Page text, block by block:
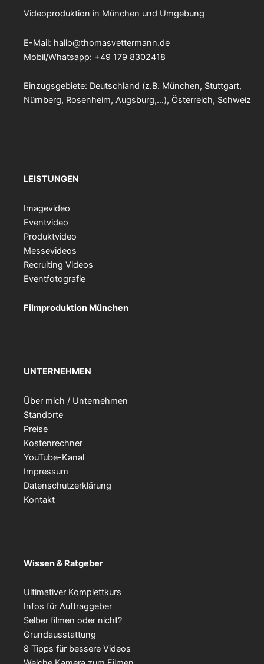
Videoproduktion in München und Umgebung
E-Mail: hallo@thomasvettermann.de
Mobil/Whatsapp: +49 179 8302418
Einzugsgebiete: Deutschland (z.B. München, Stuttgart,
Nürnberg, Rosenheim, Augsburg,…), Österreich, Schweiz
LEISTUNGEN
Imagevideo
Eventvideo
Produktvideo
Messevideos
Recruiting Videos
Eventfotografie
Filmproduktion München
UNTERNEHMEN
Über mich / Unternehmen
Standorte
Preise
Kostenrechner
YouTube-Kanal
Impressum
Datenschutzerklärung
Kontakt
Wissen & Ratgeber
Ultimativer Komplettkurs
Infos für Auftraggeber
Selber filmen oder nicht?
Grundausstattung
8 Tipps für bessere Videos